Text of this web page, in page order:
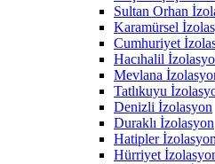
Sultan Orhan
Karamürsel
Cumhuriyet
Hacıhalil
Mevlana
Tatlıkuyu
Denizli İzolasyon
Duraklı İzolasyon
Hatipler İzolasyon
Hürriyet